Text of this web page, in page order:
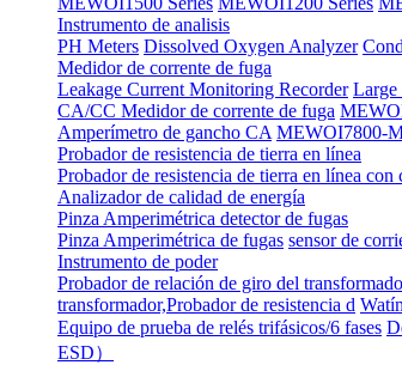
Instrumento de analisis
PH Meters Dissolved Oxygen Analyzer
Medidor de corrente de fuga
Leakage Current Monitoring Recorder Large
CA/CC Medidor de corrente de fuga
Amperímetro de gancho CA MEWOI7800-
Probador de resistencia de tierra en línea
Probador de resistencia de tierra en línea con
Analizador de calidad de energía
Pinza Amperimétrica detector de fugas
Pinza Amperimétrica de fugas sensor de
Instrumento de poder
Probador de relación de giro del
transformador,Probador de resistencia d
Equipo de prueba de relés trifásicos/6 fases
ESD）